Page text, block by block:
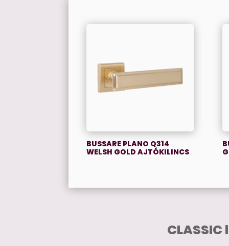
BUSSARE PLANO Q314
WELSH GOLD AJTÓKILINCS